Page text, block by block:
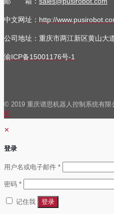
中文网址： http://
公司地址 ：重庆市两江新区黄山大
渝ICP备15001176号-1
© 2019 重庆谱思机器人控制系统有
图
✕
登录
用户名或电子邮件 *必
密码 *必
记住我
登录